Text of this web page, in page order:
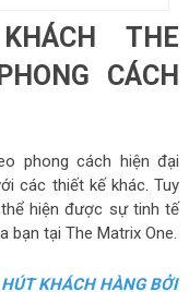
THE
CÁCH
phong cách hiện đại
các thiết kế khác. Tuy
hiện được sự tinh tế
bạn tại The Matrix One.
KHÁCH HÀNG BỞI